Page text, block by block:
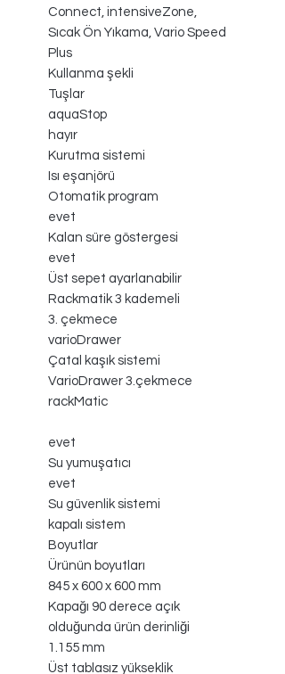
Connect, intensiveZone,
Sıcak Ön Yıkama, Vario Speed
Plus
Kullanma şekli
Tuşlar
aquaStop
hayır
Kurutma sistemi
Isı eşanjörü
Otomatik program
evet
Kalan süre göstergesi
evet
Üst sepet ayarlanabilir
Rackmatik 3 kademeli
3. çekmece
varioDrawer
Çatal kaşık sistemi
VarioDrawer 3.çekmece
rackMatic
evet
Su yumuşatıcı
evet
Su güvenlik sistemi
kapalı sistem
Boyutlar
Ürünün boyutları
845 x 600 x 600 mm
Kapağı 90 derece açık
olduğunda ürün derinliği
1.155 mm
Üst tablasız yükseklik